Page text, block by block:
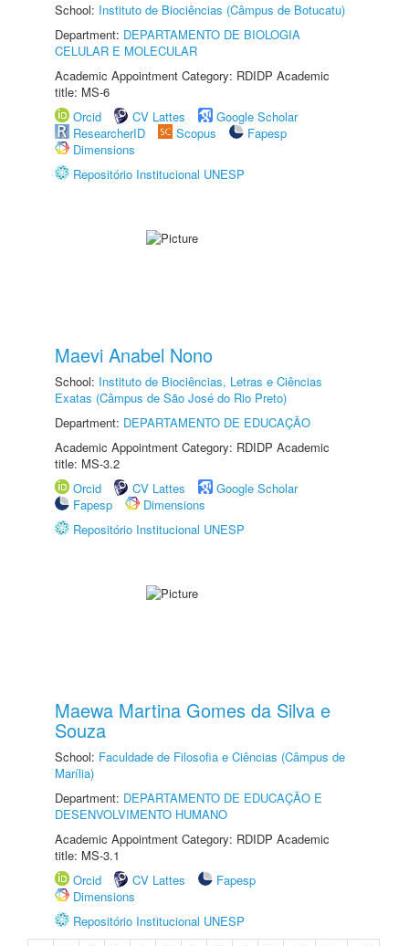
School: Instituto de Biociências (Câmpus de Botucatu)
Department: DEPARTAMENTO DE BIOLOGIA
CELULAR E MOLECULAR
Academic Appointment Category: RDIDP Academic
title: MS-6
Orcid
CV Lattes
Google Scholar
ResearcherID
Scopus
Fapesp
Dimensions
Repositório Institucional UNESP
Maevi Anabel Nono
School: Instituto de Biociências, Letras e Ciências
Exatas (Câmpus de São José do Rio Preto)
Department: DEPARTAMENTO DE EDUCAÇÃO
Academic Appointment Category: RDIDP Academic
title: MS-3.2
Orcid
CV Lattes
Google Scholar
Fapesp
Dimensions
Repositório Institucional UNESP
Maewa Martina Gomes da Silva e
Souza
School: Faculdade de Filosofia e Ciências (Câmpus de
Marília)
Department: DEPARTAMENTO DE EDUCAÇÃO E
DESENVOLVIMENTO HUMANO
Academic Appointment Category: RDIDP Academic
title: MS-3.1
Orcid
CV Lattes
Fapesp
Dimensions
Repositório Institucional UNESP